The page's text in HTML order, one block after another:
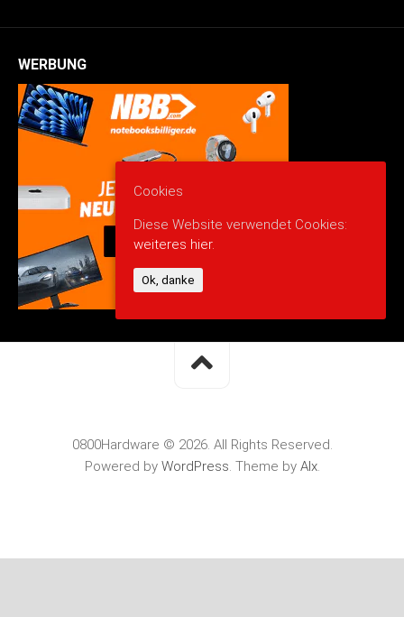
WERBUNG
0800Hardware © 2026. All Rights Reserved.
Powered by WordPress. Theme by Alx.
Cookies
Diese Website verwendet Cookies:
weiteres hier.
Ok, danke